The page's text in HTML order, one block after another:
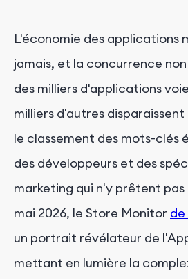
L'économie des applications
jamais, et la concurrence
des milliers d'applications
milliers d'autres
le classement des mots-clés
des développeurs et des
marketing qui n'y prêtent pas
mai 2026, le Store Monitor de
un portrait révélateur de
mettant en lumière la